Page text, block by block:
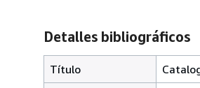
Detalles bibliográficos
Título